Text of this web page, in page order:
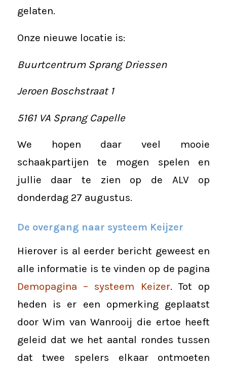
gelaten.
Onze nieuwe locatie is:
Buurtcentrum Sprang Driessen
Jeroen Boschstraat 1
5161 VA Sprang Capelle
We hopen daar veel mooie
schaakpartijen te mogen spelen en
jullie daar te zien op de ALV op
donderdag 27 augustus.
De overgang naar systeem Keijzer
Hierover is al eerder bericht geweest en
alle informatie is te vinden op de pagina
Demopagina – systeem Keizer. Tot op
heden is er een opmerking geplaatst
door Wim van Wanrooij die ertoe heeft
geleid dat we het aantal rondes tussen
dat twee spelers elkaar ontmoeten